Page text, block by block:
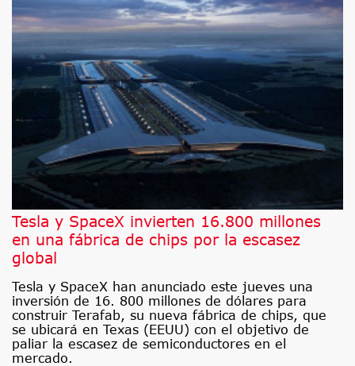
Tesla y SpaceX invierten 16.800 millones
en una fábrica de chips por la escasez
global
Tesla y SpaceX han anunciado este jueves una
inversión de 16. 800 millones de dólares para
construir Terafab, su nueva fábrica de chips, que
se ubicará en Texas (EEUU) con el objetivo de
paliar la escasez de semiconductores en el
mercado.